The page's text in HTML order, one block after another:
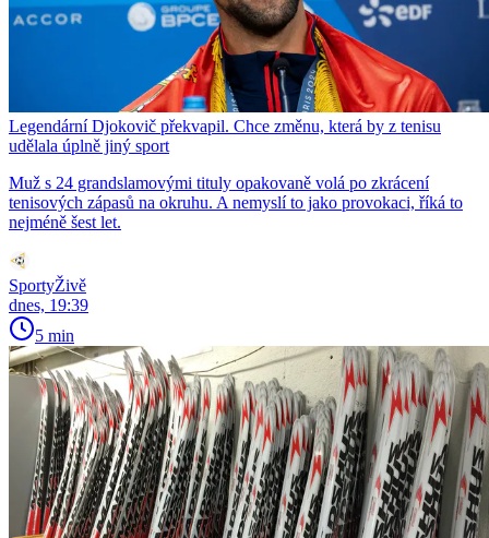
Legendární Djokovič překvapil. Chce změnu, která by z tenisu
udělala úplně jiný sport
Muž s 24 grandslamovými tituly opakovaně volá po zkrácení
tenisových zápasů na okruhu. A nemyslí to jako provokaci, říká to
nejméně šest let.
SportyŽivě
dnes, 19:39
5 min